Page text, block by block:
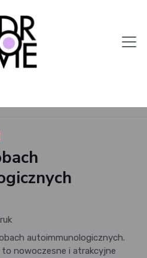
autoimmunologicznych.
to nowoczesne i atrakcyjne